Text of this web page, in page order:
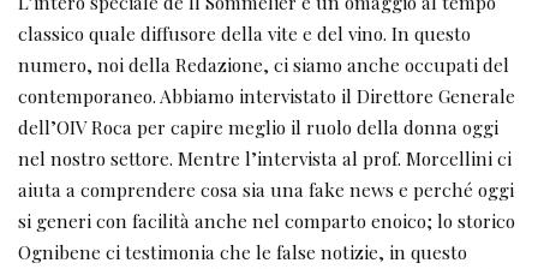
classico quale diffusore della vite e del vino. In questo
numero, noi della Redazione, ci siamo anche occupati del
contemporaneo. Abbiamo intervistato il Direttore Generale
dell’OIV Roca per capire meglio il ruolo della donna oggi
nel nostro settore. Mentre l’intervista al prof. Morcellini ci
aiuta a comprendere cosa sia una fake news e perché oggi
si generi con facilità anche nel comparto enoico; lo storico
Ognibene ci testimonia che le false notizie, in questo